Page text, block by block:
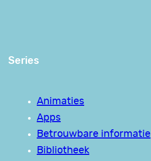
Series
Animaties
Apps
Betrouwbare informatie
Bibliotheek